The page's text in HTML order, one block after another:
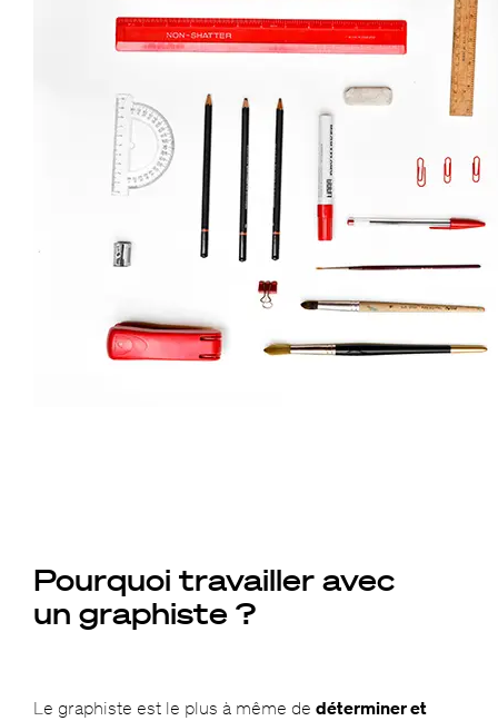
Pourquoi travailler avec
un graphiste ?
Le graphiste est le plus à même de déterminer et